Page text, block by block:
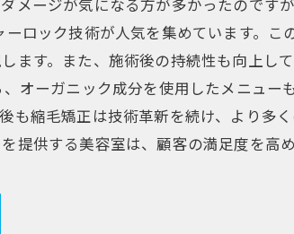
メージが気になる方が多かったのです
ロック技術が人気を集めています。こ
ます。また、施術後の持続性も向上し
オーガニック成分を使用したメニュー
も縮毛矯正は技術革新を続け、より多
供する美容室は、顧客の満足度を高め